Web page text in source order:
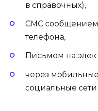
в справочных),
СМС
телефона,
Письмом на
через
социальные